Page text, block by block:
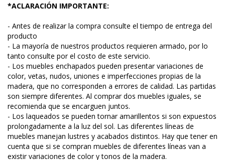
*ACLARACIÓN IMPORTANTE:
- Antes de realizar la compra consulte el tiempo de entrega del
producto
- La mayoría de nuestros productos requieren armado, por lo
tanto consulte por el costo de este servicio.
- Los muebles enchapados pueden presentar variaciones de
color, vetas, nudos, uniones e imperfecciones propias de la
madera, que no corresponden a errores de calidad. Las partidas
son siempre diferentes. Al comprar dos muebles iguales, se
recomienda que se encarguen juntos.
- Los laqueados se pueden tornar amarillentos si son expuestos
prolongadamente a la luz del sol. Las diferentes líneas de
muebles manejan lustres y acabados distintos. Hay que tener en
cuenta que si se compran muebles de diferentes líneas van a
existir variaciones de color y tonos de la madera.